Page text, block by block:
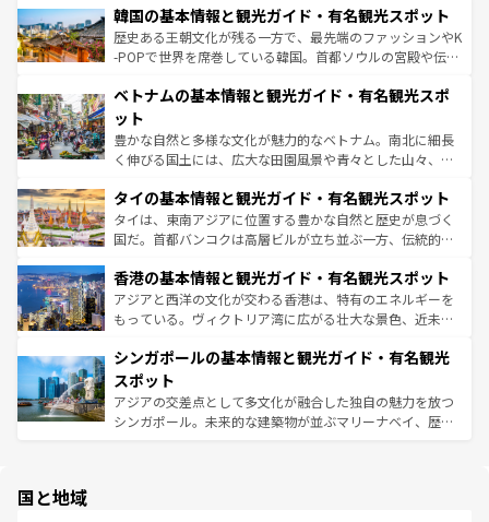
はコンテンツ一覧を参照してほしい。
いる。アクティビティも充実しており、サーフィンやダイ
ビング、ハイキングなど、アウトドア好きにはたまらな
い。オーストラリアの多彩な魅力を存分に味わいつくそ
参照してほしい。
ン）、静ひつな山岳地帯である台湾東部など、都市の喧騒
と山間の静けさが共存しており、訪れる人に新しい発見と
驚きをもたらしてくれる。また、奥深い台湾の食文化も魅
容にもいいと評判のスイーツなど、バラエティ豊かな料理
照してほしい。
韓国の基本情報と観光ガイド・有名観光スポット
歴史ある王朝文化が残る一方で、最先端のファッションやK
-POPで世界を席巻している韓国。首都ソウルの宮殿や伝統
き、地方に足を延ばせば四季折々の自然美を楽しむことが
できる。そして、キムチや焼肉、絶品のストリートフード
まで、さまざまな韓国料理が待っている。夜には、韓国な
らではのナイトライフも堪能できる。あたたかいホスピタ
わってみてほしい。 なお、新着の韓国情報はコンテンツ一
覧 を参照してほしい。
ベトナムの基本情報と観光ガイド・有名観光スポ
ット
豊かな自然と多様な文化が魅力的なベトナム。南北に細長
く伸びる国土には、広大な田園風景や青々とした山々、世
急速な発展と共に伝統が息づく。ハノイの古い町並みやホ
ーチミン市のフランス統治時代の建物も、独特の雰囲気を
醸し出している。また、バラエティの豊かさとおいしさで
とつ。フォーやバインミー、ベトナムコーヒーなどは、ぜ
ひ現地で味わいたい。どの地域を訪れてもあたたかい人々
が旅行者を迎えてくれるので、きっと忘れられない旅にな
参照してほしい。
タイの基本情報と観光ガイド・有名観光スポット
タイは、東南アジアに位置する豊かな自然と歴史が息づく
国だ。首都バンコクは高層ビルが立ち並ぶ一方、伝統的な
の活気が交差している。北部ではチェンマイなどの山岳地
帯で自然と触れ合い、南部ではプーケットやクラビの美し
いビーチでリゾート気分を楽しむことができる。タイ料理
激する。気候は一年中温暖で、どの季節にも異なる楽しみ
が待っている。親しみやすいタイの人々、仏教を中心とし
た文化、そして多様な観光資源が、訪れる旅人を魅了し続
ける。 なお、新着のタイ情報はコンテンツ一覧を参照して
香港の基本情報と観光ガイド・有名観光スポット
アジアと西洋の文化が交わる香港は、特有のエネルギーを
もっている。ヴィクトリア湾に広がる壮大な景色、近未来
み、どこを訪れても感動するはず。観光スポットが密集し
ており、効率よく見どころを回れるのも魅力。息をのむよ
うな絶景から文化的な体験まで、香港を存分に楽しみ尽く
そう。 なお、新着の香港情報はコンテンツ一覧を参照して
シンガポールの基本情報と観光ガイド・有名観光
スポット
アジアの交差点として多文化が融合した独自の魅力を放つ
シンガポール。未来的な建築物が並ぶマリーナベイ、歴史
国と地域